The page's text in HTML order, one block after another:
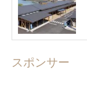
スポンサー